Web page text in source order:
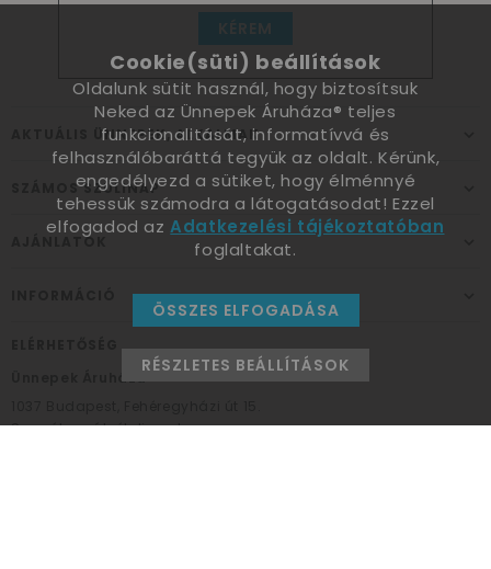
AKTUÁLIS ÜNNEPEK, ALKALMAK
SZÁMOS SZÜLINAP
AJÁNLATOK
Ünnepek Áruháza
Személyes átvételi pont
Cookie(süti) beállítások
Oldalunk sütit használ, hogy biztosítsuk
Neked az Ünnepek Áruháza® teljes
funkcionalitását, informatívvá és
felhasználóbaráttá tegyük az oldalt. Kérünk,
engedélyezd a sütiket, hogy élménnyé
tehessük számodra a látogatásodat! Ezzel
elfogadod azAdatkezelési tájékoztatóban
foglaltakat.
ÖSSZES ELFOGADÁSA
RÉSZLETES BEÁLLÍTÁSOK